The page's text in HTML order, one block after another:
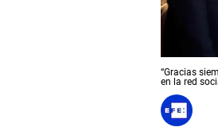
“Gracias
en la red